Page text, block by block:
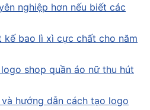
nghiệp hơn nếu biết các
kế bao lì xì cực chất cho năm
shop quần áo nữ thu hút
hướng dẫn cách tạo logo